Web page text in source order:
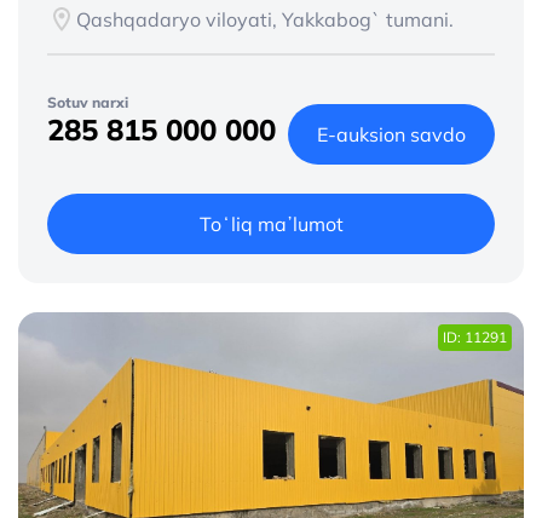
Qashqadaryo viloyati, Yakkabog` tumani.
Sotuv narxi
285 815 000 000 E-auksion savdo
Toʻliq maʼlumot
ID: 11291